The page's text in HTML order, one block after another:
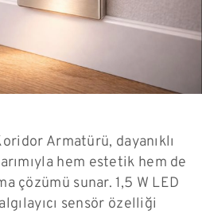
Armatürü, dayanıklı
hem estetik hem de
çözümü sunar. 1,5 W LED
sensör özelliği